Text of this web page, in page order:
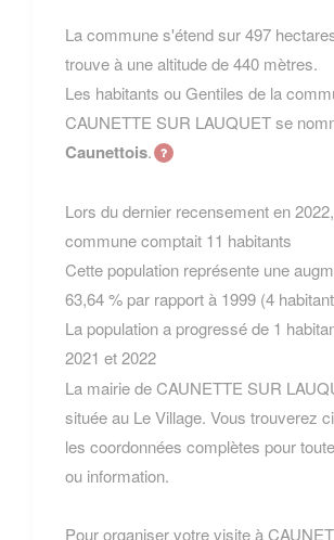
La commune s'étend sur 497
trouve à une altitude de 440 mètres.
Les habitants ou Gentiles de la
CAUNETTE SUR LAUQUET se
Caunettois.
Lors du dernier recensement en
commune comptait 11 habitants
Cette population représente une
63,64 % par rapport à 1999 (4
La population a progressé de 1
2021 et 2022
La mairie de CAUNETTE SUR
située au Le Village. Vous trouverez
les coordonnées complètes pour
ou information.
Pour organiser votre visite à